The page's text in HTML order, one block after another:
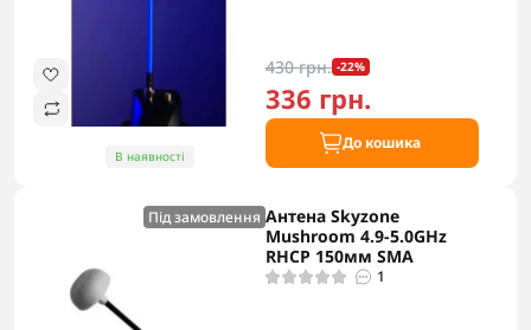
В наявності
430 грн. -22%
336 грн.
До кошика
Під замовлення Антена Skyzone
Mushroom 4.9-5.0GHz
RHCP 150мм SMA
1